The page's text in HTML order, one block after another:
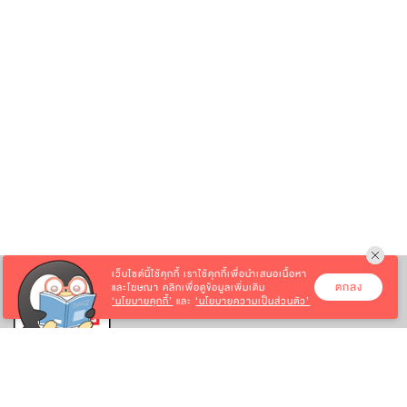
เว็บไซต์นี้ใช้คุกกี้ เราใช้คุกกี้เพื่อนำเสนอเนื้อหา
และโฆษณา คลิกเพื่อดูข้อมูลเพิ่มเติม
‘นโยบายคุกกี้’ และ‘นโยบายความเป็นส่วนตัว’
ตกลง